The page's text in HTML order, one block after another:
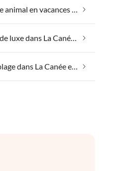
Emmener votre animal en vacances dans La Canée et ses environs
Hébergement de luxe dans La Canée et ses environs
Vacances à la plage dans La Canée et ses environs